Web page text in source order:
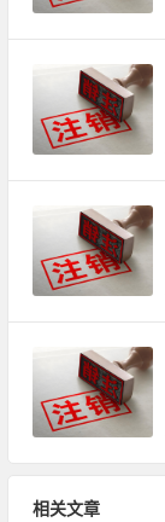
相关文章